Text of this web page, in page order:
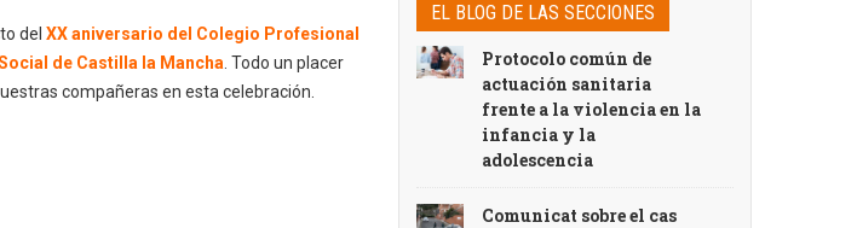
del XX aniversario del Colegio Profesional
de Castilla la Mancha . Todo un placer
compañeras en esta celebración.
EL BLOG DE LAS SECCIONES
Protocolo común de
actuación sanitaria
frente a la violencia en la
infancia y la
adolescencia
Comunicat sobre el cas